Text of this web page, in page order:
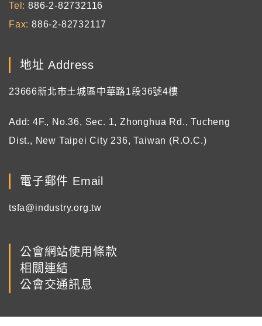
Tel
886-2-82732116
Fax 886-2-82732117
地址 Address
23666新北市土城區中華路1段36號4樓
Add: 4F., No.36, Sec. 1, Zhonghua Rd., Tucheng
Dist., New Taipei City 236, Taiwan (R.O.C.)
電子郵件 Email
tsfa@industry.org.tw
公會網站使用條款
相關連結
公會交通訊息